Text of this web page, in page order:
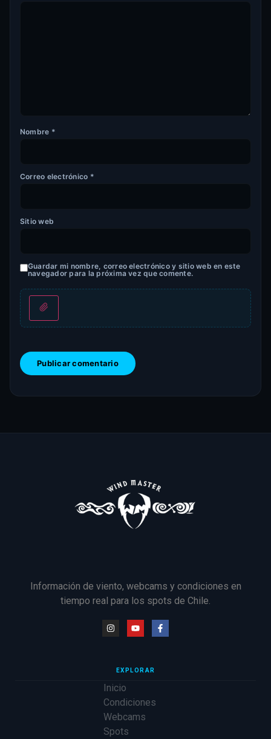
Nombre *
Correo electrónico *
Sitio web
Guardar mi nombre, correo electrónico y sitio web en este
navegador para la próxima vez que comente.
Información de viento, webcams y condiciones en
tiempo real para los spots de Chile.
EXPLORAR
Inicio
Condiciones
Webcams
Spots